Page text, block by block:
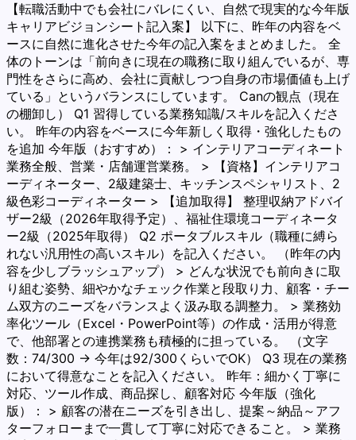
【転職活動中でも会社にバレにくい、自然で現実的な今年版
キャリアビジョンシート記入案】 以下に、昨年の内容をベ
ースに自然に進化させた今年の記入案をまとめました。 全
体のトーンは「前向きに現在の職務に取り組んでいるが、専
門性をさらに高め、会社に貢献しつつ自身の市場価値も上げ
ている」というバランスにしています。 Canの観点（現在
の棚卸し） Q1 習得している業務知識/スキルを記入くださ
い。 昨年の内容をベースに今年新しく取得・強化したもの
を追加 今年版（おすすめ）： > インテリアコーディネート
業務全般、営業・店舗運営業務。 > 【資格】インテリアコ
ーディネーター、2級建築士、キッチンスペシャリスト、2
級色彩コーディネーター > 【追加取得】 整理収納アドバイ
ザー2級（2026年取得予定）、福祉住環境コーディネータ
ー2級（2025年取得） Q2 ポータブルスキル（職種に縛ら
れない汎用性の高いスキル）を記入ください。 （昨年の内
容を少しブラッシュアップ） > どんな状況でも前向きに取
り組む姿勢、細やかなチェック作業と段取り力、顧客・チー
ム双方のニーズをバランスよく汲み取る調整力。 > 業務効
率化ツール（Excel・PowerPoint等）の作成・活用が得意
で、他部署との連携業務も積極的に担っている。 （文字
数：74/300 → 今年は92/300くらいでOK） Q3 現在の業務
において得意なことを記入ください。 昨年：細かく丁寧に
対応、ツール作成、商品探し、顧客対応 今年版（強化
版）： > 顧客の潜在ニーズを引き出し、提案～納品～アフ
ターフォローまで一貫して丁寧に対応できること。 > 業務